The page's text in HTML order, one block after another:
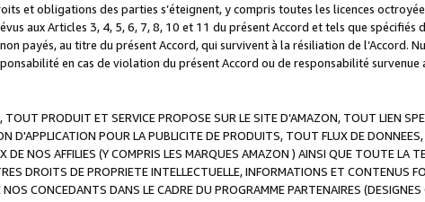
et obligations des parties s’éteignent, y compris toutes les licences
aux Articles 3, 4, 5, 6, 7, 8, 10 et 11 du présent Accord et tels que spécifiés
payés, au titre du présent Accord, qui survivent à la résiliation de l’Accord.
en cas de violation du présent Accord ou de responsabilité survenue
TOUT PRODUIT ET SERVICE PROPOSE SUR LE SITE D’AMAZON, TOUT LIEN
D'APPLICATION POUR LA PUBLICITE DE PRODUITS, TOUT FLUX DE
NOS AFFILIES (Y COMPRIS LES MARQUES AMAZON ) AINSI QUE TOUTE LA
DROITS DE PROPRIETE INTELLECTUELLE, INFORMATIONS ET CONTENUS
CONCEDANTS DANS LE CADRE DU PROGRAMME PARTENAIRES